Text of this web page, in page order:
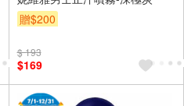
贈$200
$ 193
$169